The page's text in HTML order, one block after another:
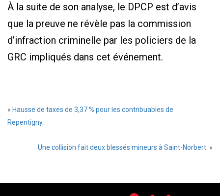
À la suite de son analyse, le DPCP est d’avis
que la preuve ne révèle pas la commission
d’infraction criminelle par les policiers de la
GRC impliqués dans cet événement.
« Hausse de taxes de 3,37 % pour les contribuables de
Repentigny.
Une collision fait deux blessés mineurs à Saint-Norbert. »